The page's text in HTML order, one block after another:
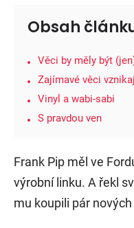
Obsah
Věci by měly být
Zajímavé věci
Vinyl a wabi-sabi
S pravdou ven
Frank Pip měl ve
výrobní linku. A řekl
mu koupili pár